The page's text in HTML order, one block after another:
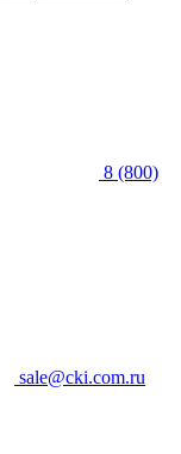
8 (800)
sale@cki.com.ru